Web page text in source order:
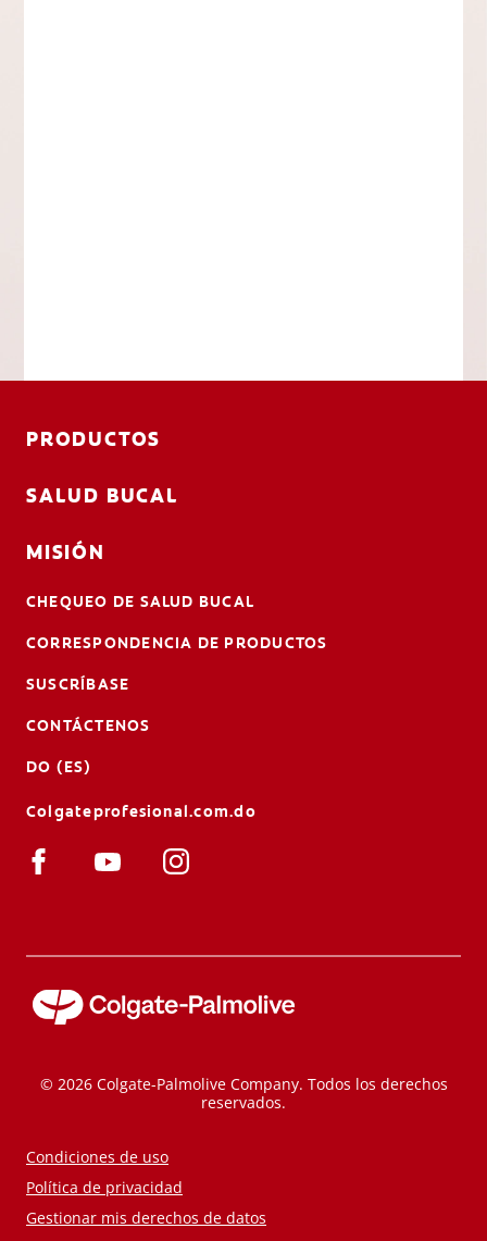
PRODUCTOS
SALUD BUCAL
MISIÓN
CHEQUEO DE SALUD BUCAL
CORRESPONDENCIA DE PRODUCTOS
SUSCRÍBASE
CONTÁCTENOS
DO (ES)
Colgateprofesional.com.do
© 2026 Colgate-Palmolive Company. Todos los derechos
reservados.
Condiciones de uso
Política de privacidad
Gestionar mis derechos de datos